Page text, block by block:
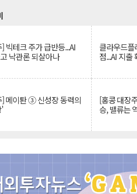
빅테크 주가 급반등...AI
낙관론 되살아나
클라우드
점...AI 지출
] 메이퇀 ③ 신성장 동력의
'
[홍콩 대장
승, 밸류는